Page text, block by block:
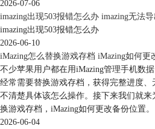
图6：IMAZING
该保存位置是用户导出时自己选择，如果
出操作，默认路劲就是上次导出的路径。
2026-07-06
imazing出现503报错怎么办 imazing无法
imazing出现503报错怎么办
2026-06-10
iMazing怎么替换游戏存档 iMazing如何更
不少苹果用户都在用iMazing管理手机数
经常需要替换游戏存档，获得完整进度
不清楚具体该怎么操作。接下来我们就
换游戏存档，iMazing如何更改备份位置。
2026-06-04